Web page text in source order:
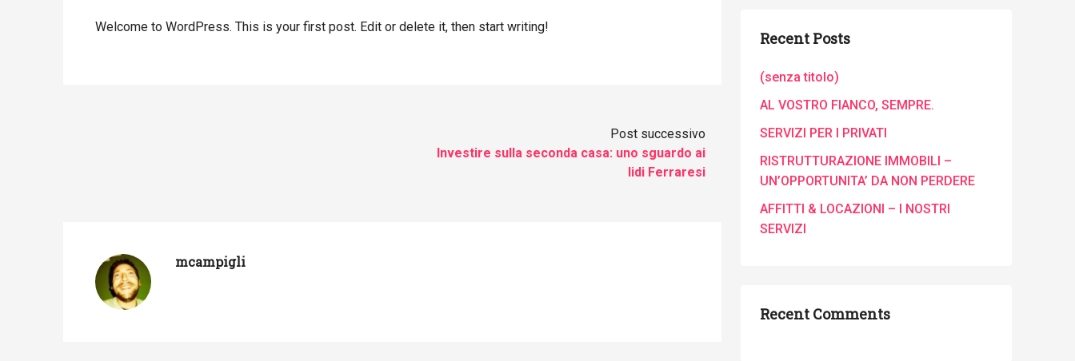
Welcome to WordPress. This is your first post. Edit or delete it, then start writing!
Post successivo
Investire sulla seconda casa: uno sguardo ai
lidi Ferraresi
mcampigli
Recent Posts
(senza titolo)
AL VOSTRO FIANCO, SEMPRE.
SERVIZI PER I PRIVATI
RISTRUTTURAZIONE IMMOBILI –
UN’OPPORTUNITA’ DA NON PERDERE
AFFITTI & LOCAZIONI – I NOSTRI
SERVIZI
Recent Comments